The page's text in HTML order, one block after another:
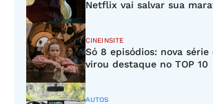
Netflix vai salvar sua
CINEINSITE
Só 8 episódios: nova
virou destaque no TOP 10
AUTOS